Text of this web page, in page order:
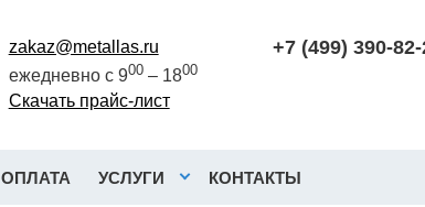
zakaz@metallas.ru
ежедневно с 900– 1800
Скачать прайс-лист
+7 (499) 390-
ОПЛАТА УСЛУГИ КОНТАКТЫ